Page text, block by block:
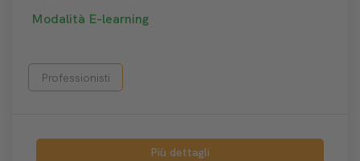
Modalità E-learning
Professionisti
Più dettagli